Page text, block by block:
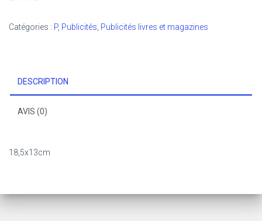
Catégories : P, Publicités Publicités livres et magazines
DESCRIPTION
AVIS (0)
18,5x13cm